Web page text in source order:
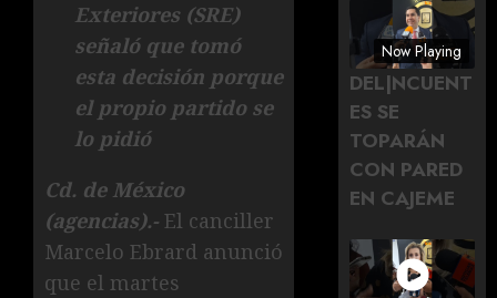
Exteriores (SRE)
señaló que tomó
esta decisión porque
el propio partido se
lo pidió
Cd. de México
(agencias).- El canciller
Marcelo Ebrard anunció
que el martes
Now Playing
DEL|NCUENT
ES SE
TOPARÁN
CON PARED
EN CAJEME